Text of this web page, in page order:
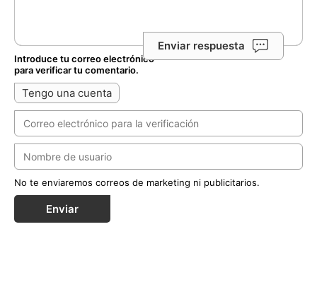
Enviar respuesta
Introduce tu correo electrónico
para verificar tu comentario.
Tengo una cuenta
No te enviaremos correos de marketing ni publicitarios.
Enviar